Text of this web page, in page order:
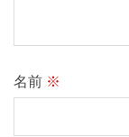
名前 ※